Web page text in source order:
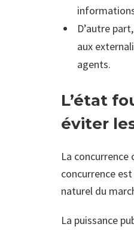
D’autre
aux
agents.
L’état
éviter
La
concurrence
naturel du
La puissance